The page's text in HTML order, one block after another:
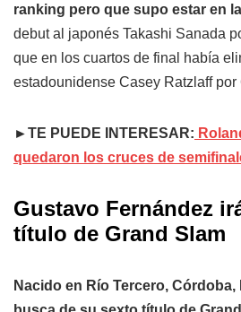
ranking pero que supo estar en
debut al japonés Takashi Sanada
que en los cuartos de final había
estadounidense Casey Ratzlaff por
►TE PUEDE INTERESAR:
quedaron los cruces de
Gustavo Fernández
título de Grand Slam
Nacido en Río Tercero, Córdoba,